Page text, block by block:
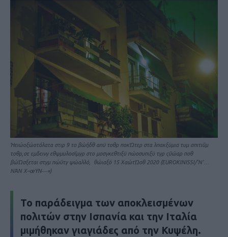
Ήειώοξώοτόλατα στιρ 9 το βώήδθ απϋ τοθρ ποκΏτερ στα λπακξϋμια τυμ σπιτιΰμ
τοθρ,σε εμδεινγ εθψμυλοσΐμγρ στο μοσγκεθτιξϋ πώοσυπιξϋ τγρ ςΰώαρ ποθ
βώΏσξεται στγμ πώΰτγ ψώαλλό, θώιαξό 15 ΧαώτΏοθ 2020 (EUROKINISSI/‘Ν‘…
ΝΆΝ Χ–œΥΝ―«)
Το παράδειγμα των αποκλεισμένων
πολιτών στην Ισπανία και την Ιταλία
μιμήθηκαν γιαγιάδες από την Κυψέλη.